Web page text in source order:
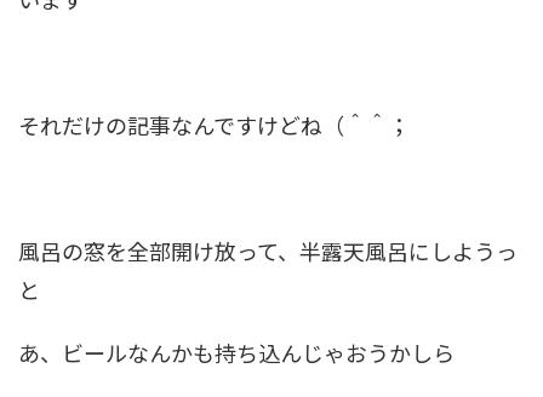
それだけの記事なんですけどね（＾＾；
風呂の窓を全部開け放って、半露天風呂にしようっ
と
あ、ビールなんかも持ち込んじゃおうかしら